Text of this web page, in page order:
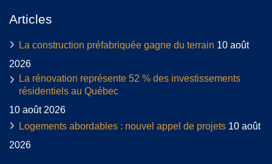
Articles
La construction préfabriquée gagne du terrain 10 août
2026
La rénovation représente 52 % des investissements
résidentiels au Québec
10 août 2026
Logements abordables : nouvel appel de projets 10 août
2026